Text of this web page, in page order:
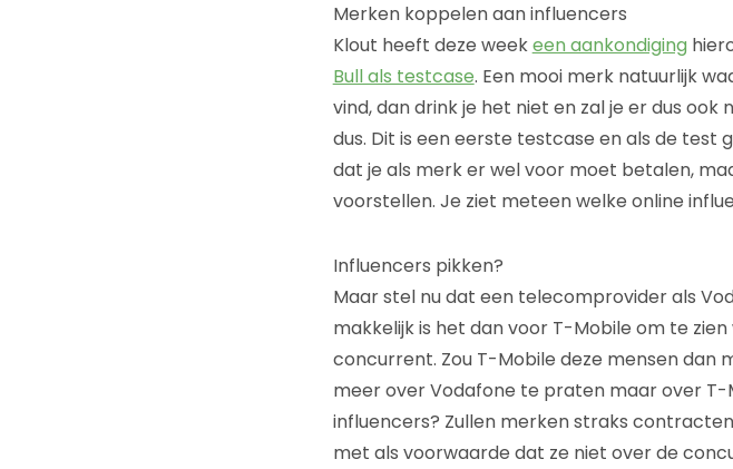
Merken koppelen aan influencers
Klout heeft deze weekeen aankondiging
Bull als testcase. Een mooi merk natuurlijk
vind, dan drink je het niet en zal je er dus
dus. Dit is een eerste testcase en als de test
dat je als merk er wel voor moet betalen,
voorstellen. Je ziet meteen welke online
Influencers pikken?
Maar stel nu dat een telecomprovider als
makkelijk is het dan voor T-Mobile om te
concurrent. Zou T-Mobile deze mensen dan
meer over Vodafone te praten maar over T-
influencers? Zullen merken straks
met als voorwaarde dat ze niet over de